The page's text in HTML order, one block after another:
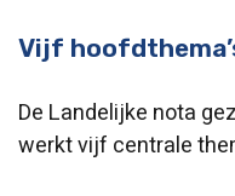
Vijf
De Landelijke nota
werkt vijf centrale